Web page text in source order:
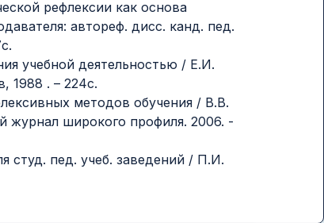
рефлексии как основа
автореф. дисс. канд. пед.
учебной деятельностью / Е.И.
1988 . – 224с.
методов обучения / В.В.
журнал широкого профиля. 2006. -
студ. пед. учеб. заведений / П.И.